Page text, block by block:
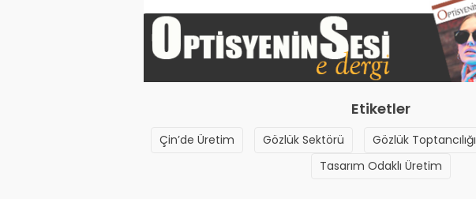
Etiketler
Çin’de Üretim Gözlük Sektörü Gözlük Toptancılığı
Tasarım Odaklı Üretim